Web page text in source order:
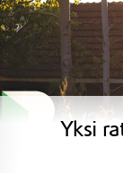
Yksi